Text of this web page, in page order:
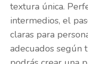
textura única.
intermedios, el
claras para
adecuados según